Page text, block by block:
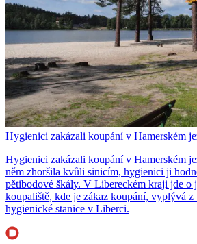
Hygienici zakázali koupání v Hamerském
Hygienici zakázali koupání v Hamerském
něm zhoršila kvůli sinicím, hygienici ji
pětibodové škály. V Libereckém kraji jde o
koupaliště, kde je zákaz koupání, vyplývá
hygienické stanice v Liberci.